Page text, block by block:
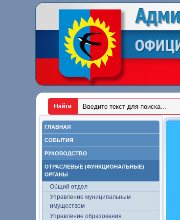
ГЛАВНАЯ
СОБЫТИЯ
РУКОВОДСТВО
ОТРАСЛЕВЫЕ (ФУНКЦИОНАЛЬНЫЕ)
ОРГАНЫ
Общий отдел
Управление муниципальным
имуществом
Управление образования